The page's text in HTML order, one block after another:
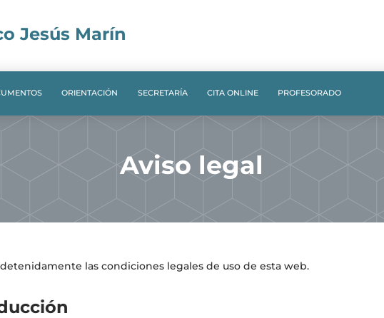
Jesús Marín
ORIENTACIÓN SECRETARÍA CITA ONLINE PROFESORADO
Aviso legal
las condiciones legales de uso de esta web.